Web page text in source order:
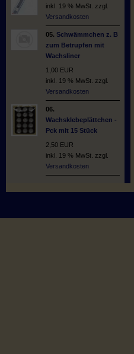
inkl. 19 % MwSt. zzgl.
Versandkosten
05. Schwämmchen z. B
zum Betrupfen mit
Wachsliner
1,00 EUR
inkl. 19 % MwSt. zzgl.
Versandkosten
06.
Wachsklebeplättchen -
Pck mit 15 Stück
2,50 EUR
inkl. 19 % MwSt. zzgl.
Versandkosten